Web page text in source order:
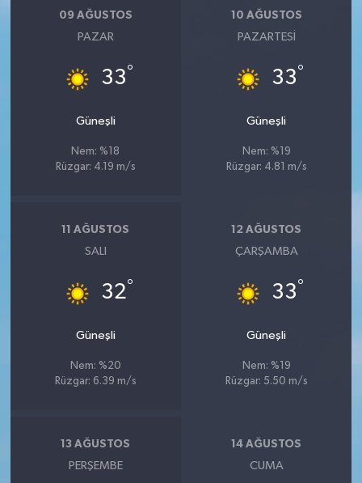
09 AĞUSTOS
PAZAR
33°
Güneşli
Nem: %18
Rüzgar: 4.19 m/s
10 AĞUSTOS
PAZARTESI
33°
Güneşli
Nem: %19
Rüzgar: 4.81 m/s
11 AĞUSTOS
SALI
32°
Güneşli
Nem: %20
Rüzgar: 6.39 m/s
12 AĞUSTOS
ÇARŞAMBA
33°
Güneşli
Nem: %19
Rüzgar: 5.50 m/s
13 AĞUSTOS
PERŞEMBE
14 AĞUSTOS
CUMA